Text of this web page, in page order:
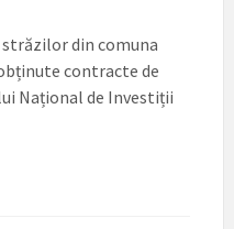
din comuna
contracte de
Național de Investiții